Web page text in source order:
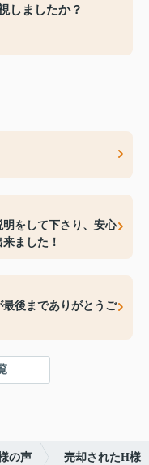
しましたか？
をして下さり、安心
ました！
後までありがとうご
の声 売却されたH様